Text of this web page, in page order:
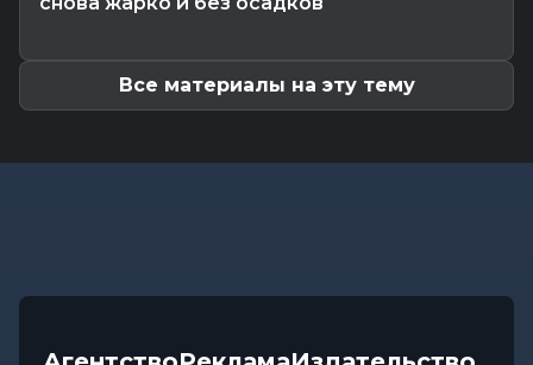
Все материалы на эту тему